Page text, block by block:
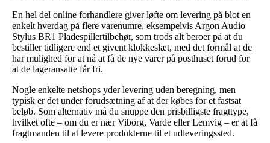
En hel del online forhandlere giver løfte om levering på blot en
enkelt hverdag på flere varenumre, eksempelvis Argon Audio
Stylus BR1 Pladespillertilbehør, som trods alt beroer på at du
bestiller tidligere end et givent klokkeslæt, med det formål at de
har mulighed for at nå at få de nye varer på posthuset forud for
at de lageransatte får fri.
Nogle enkelte netshops yder levering uden beregning, men
typisk er det under forudsætning af at der købes for et fastsat
beløb. Som alternativ må du snuppe den prisbilligste fragttype,
hvilket ofte – om du er nær Viborg, Varde eller Lemvig – er at få
fragtmanden til at levere produkterne til et udleveringssted.